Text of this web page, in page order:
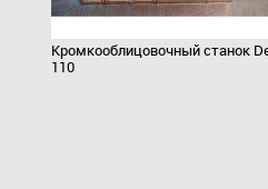
Кромкооблицовочный станок
110